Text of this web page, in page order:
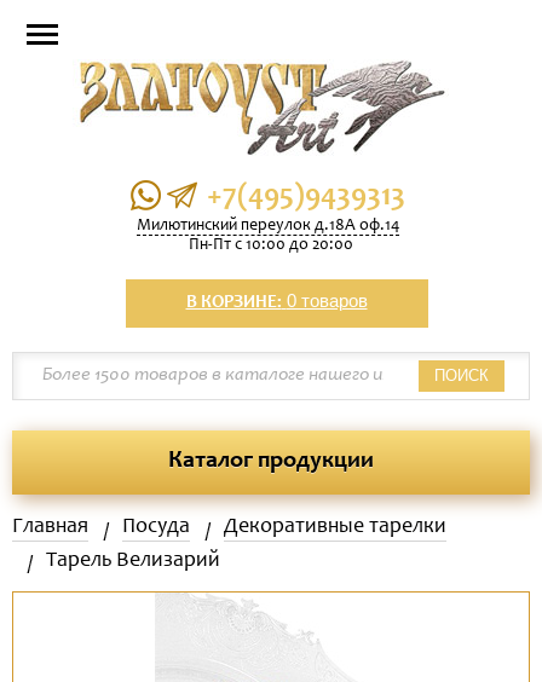
+7(495)9439313
Милютинский переулок д.18А оф.14
Пн-Пт с 10:00 до 20:00
В КОРЗИНЕ: 0 товаров
ПОИСК
Каталог продукции
Главная Посуда
Декоративные тарелки
Тарель Велизарий